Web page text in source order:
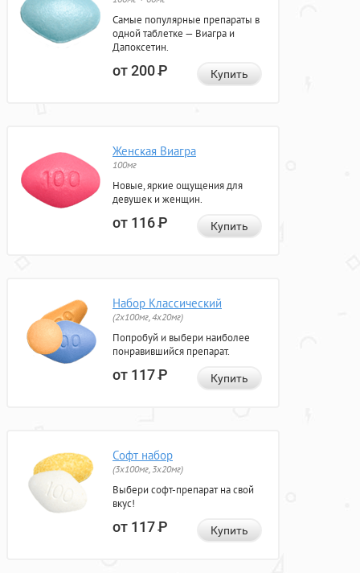
Самые популярные препараты в
одной таблетке — Виагра и
Дапоксетин.
от 200Р Купить
Женская Виагра
100мг
Новые, яркие ощущения для
девушек и женщин.
от 116Р Купить
Набор Классический
(2x100мг, 4x20мг)
Попробуй и выбери наиболее
понравившийся препарат.
от 117Р Купить
Софт набор
(3x100мг, 3x20мг)
Выбери софт-препарат на свой
вкус!
от 117Р Купить